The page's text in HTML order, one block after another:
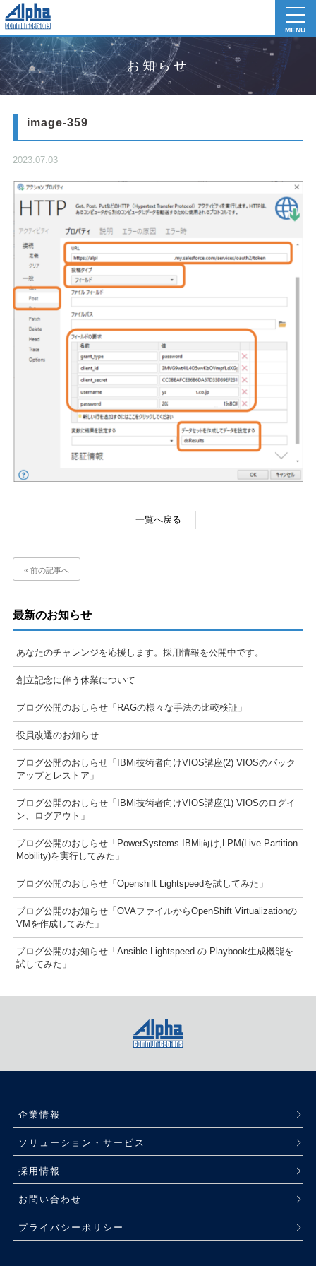
MENU
お知らせ
image-359
2023.07.03
一覧へ戻る
« 前の記事へ
最新のお知らせ
あなたのチャレンジを応援します。採用情報を公開中です。
創立記念に伴う休業について
ブログ公開のおしらせ「RAGの様々な手法の比較検証」
役員改選のお知らせ
ブログ公開のおしらせ「IBMi技術者向けVIOS講座(2) VIOSのバック
アップとレストア」
ブログ公開のおしらせ「IBMi技術者向けVIOS講座(1) VIOSのログイ
ン、ログアウト」
ブログ公開のおしらせ「PowerSystems IBMi向け,LPM(Live Partition
Mobility)を実行してみた」
ブログ公開のおしらせ「Openshift Lightspeedを試してみた」
ブログ公開のお知らせ「OVAファイルからOpenShift Virtualizationの
VMを作成してみた」
ブログ公開のお知らせ「Ansible Lightspeed の Playbook生成機能を
試してみた」
企業情報
ソリューション・サービス
採用情報
お問い合わせ
プライバシーポリシー